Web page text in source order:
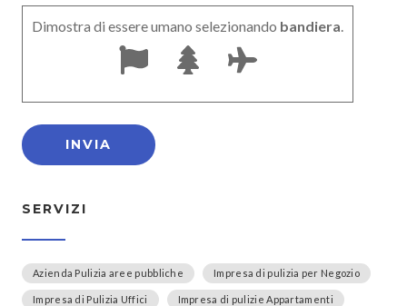
Dimostra di essere umano selezionando bandiera.
SERVIZI
Azienda Pulizia aree pubbliche Impresa di pulizia per Negozio
Impresa di Pulizia Uffici Impresa di pulizie Appartamenti